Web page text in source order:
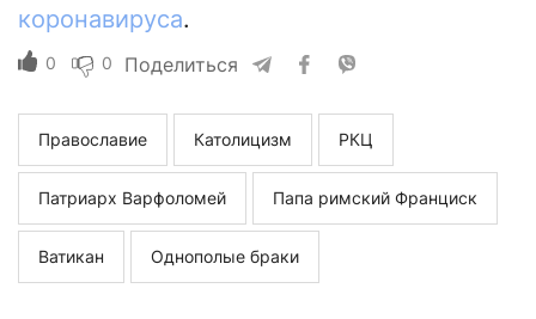
коронавируса.
0 0 Поделиться
Православие Католицизм РКЦ
Патриарх Варфоломей Папа римский Франциск
Ватикан Однополые браки